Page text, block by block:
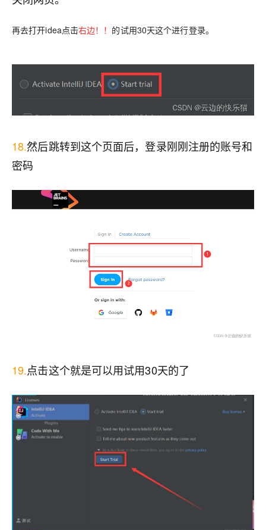
再去打开idea点击右边！！ 的试用30天这个进行登录。
18.然后跳转到这个页面后，登录刚刚注册的账号和
密码
19.点击这个就是可以用试用30天的了